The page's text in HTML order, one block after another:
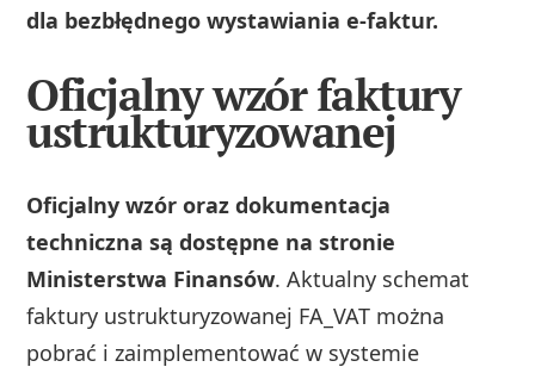
dla bezbłędnego wystawiania e-faktur.
Oficjalny wzór faktury
ustrukturyzowanej
Oficjalny wzór oraz dokumentacja
techniczna są dostępne na stronie
Ministerstwa Finansów. Aktualny schemat
faktury ustrukturyzowanej FA_VAT można
pobrać i zaimplementować w systemie